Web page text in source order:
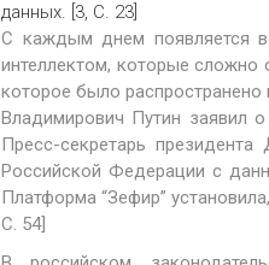
данных. [3, С. 23]
С каждым днем появляется
интеллектом, которые сложно
которое было
Владимирович Путин заявил
Пресс-секретарь
Российской Федерации с
Платформа “Зефир”
С. 54]